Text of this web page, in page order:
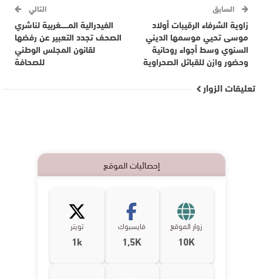
السابق
زاوية الشرفاء الرقيبات أولاد
موسى تحيي موسمها الديني
السنوي وسط أجواء روحانية
وحضور وازن للقبائل الصحراوية
التالي
الفيدرالية المــــــغربية لناشري
الصحف تجدد التعبير عن رفضها
لقانون المجلس الوطني
للصحافة
تعليقات الزوار
إحصائيات الموقع
زوار الموقع
10K
فايسبوك
1,5K
تويتر
1k